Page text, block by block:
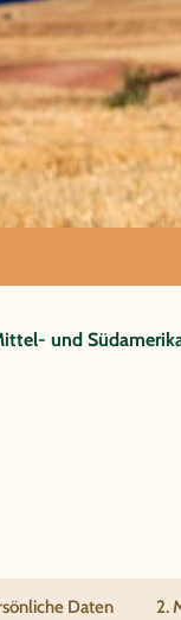
und
Daten 2.